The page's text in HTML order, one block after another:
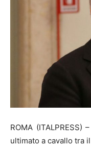
ROMA
ultimato a cavallo tra